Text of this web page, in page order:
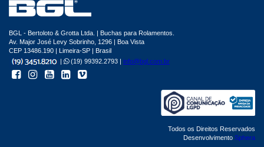
BGL - Bertoloto & Grotta Ltda. | Buchas para Rolamentos.
Av. Major José Levy Sobrinho, 1296 | Boa Vista
CEP 13486.190 | Limeira-SP | Brasil
|
(19) 99392.2793 | info@bgl.com.br
Todos os Direitos Reservados
Desenvolvimento Sphera